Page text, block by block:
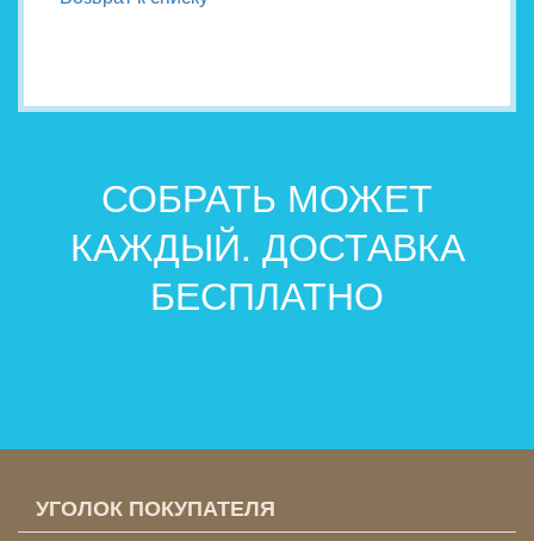
СОБРАТЬ МОЖЕТ
КАЖДЫЙ. ДОСТАВКА
БЕСПЛАТНО
УГОЛОК ПОКУПАТЕЛЯ